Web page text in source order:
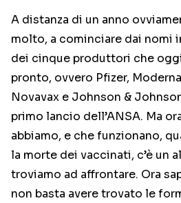
A distanza di un anno
molto, a cominciare dai nomi
dei cinque produttori che
pronto, ovvero Pfizer,
Novavax e Johnson &
primo lancio dell’ANSA. Ma
abbiamo, e che funzionano,
la morte dei vaccinati, c’è un
troviamo ad affrontare. Ora
non basta avere trovato le